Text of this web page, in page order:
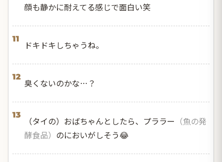
顔も静かに耐えてる感じで面白い笑
11
ドキドキしちゃうね。
12
臭くないのかな…？
13
（タイの）おばちゃんとしたら、プララー （魚の発
酵食品） のにおいがしそう😂